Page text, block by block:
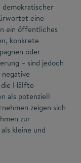
eine
ein öffentliches
konkrete
oder
– sind jedoch
Hälfte
als potenziell
zeigen sich
zur
kleine und